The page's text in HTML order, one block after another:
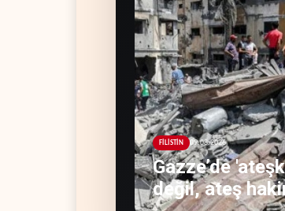
FİLİSTİN 09.08.2026
Gazze’de
değil, ateş